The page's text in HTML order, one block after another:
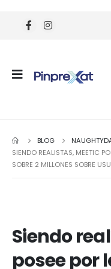
BLOG
SIENDO REALISTAS, MEETIC
SOBRE 2 MILLONES SOBRE
Siendo
posee por